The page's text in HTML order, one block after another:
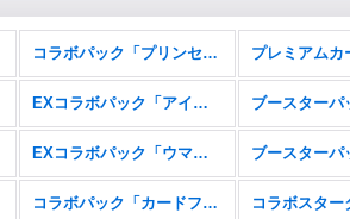
コラボパック「プリンセスコネクト！Re:Dive」
EXコラボパック「アイドルマスター シンデレラガールズ」
EXコラボパック「ウマ娘 プリティーダービー」
コラボパック「カードファイト!! ヴァンガード」